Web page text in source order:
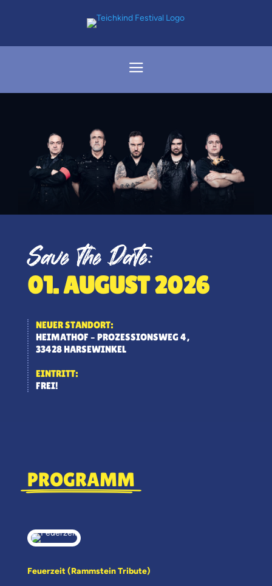
a
Save the Date:
01. AUGUST 2026
NEUER STANDORT:
HEIMATHOF – PROZESSIONSWEG 4,
33428 HARSEWINKEL
EINTRITT:
FREI!
PROGRAMM
Feuerzeit (Rammstein Tribute)